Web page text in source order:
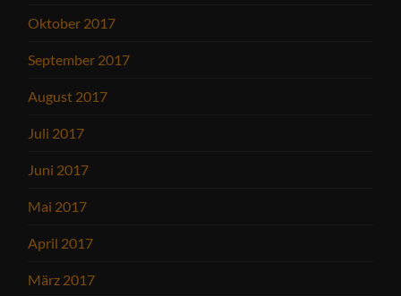
Oktober 2017
September 2017
August 2017
Juli 2017
Juni 2017
Mai 2017
April 2017
März 2017